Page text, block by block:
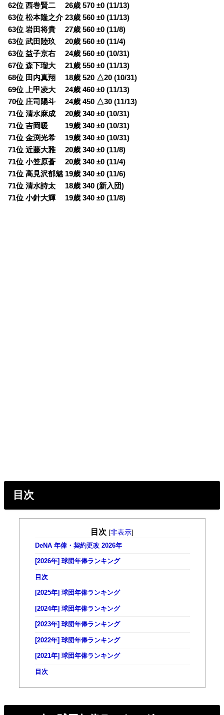
62位 西巻賢二 26歳 570 ±0 (11/13)
63位 松本隆之介 23歳 560 ±0 (11/13)
63位 岩田将貴 27歳 560 ±0 (11/8)
63位 武田陸玖 20歳 560 ±0 (11/4)
63位 益子京右 24歳 560 ±0 (10/31)
67位 森下瑠大 21歳 550 ±0 (11/13)
68位 田内真翔 18歳 520 △20 (10/31)
69位 上甲凌大 24歳 460 ±0 (11/13)
70位 庄司陽斗 24歳 450 △30 (11/13)
71位 清水麻成 20歳 340 ±0 (10/31)
71位 吉岡暖 19歳 340 ±0 (10/31)
71位 金渕光希 19歳 340 ±0 (10/31)
71位 近藤大雅 20歳 340 ±0 (11/8)
71位 小笠原蒼 20歳 340 ±0 (11/4)
71位 高見沢郁魅 19歳 340 ±0 (11/6)
71位 清水詩太 18歳 340 (新入団)
71位 小針大輝 19歳 340 ±0 (11/8)
目次
目次 [非表示]
DeNA 年俸・契約更改 2026年
[2026年] 球団年俸ランキング
目次
[2025年] 球団年俸ランキング
[2024年] 球団年俸ランキング
[2023年] 球団年俸ランキング
[2022年] 球団年俸ランキング
[2021年] 球団年俸ランキング
目次